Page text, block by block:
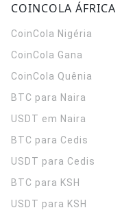
COINCOLA ÁFRICA
CoinCola Nigéria
CoinCola Gana
CoinCola Quênia
BTC para Naira
USDT em Naira
BTC para Cedis
USDT para Cedis
BTC para KSH
USDT para KSH